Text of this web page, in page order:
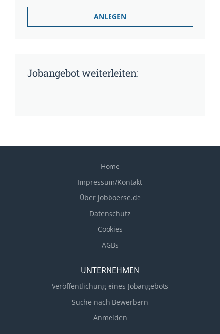
Jobangebot weiterleiten:
Home
Impressum/Kontakt
Über jobboerse.de
Datenschutz
Cookies
AGBs
UNTERNEHMEN
Veröffentlichung eines Jobangebots
Suche nach Bewerbern
Anmelden